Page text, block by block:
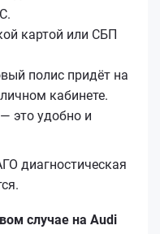
картой или СБП
полис придёт на
кабинете.
это удобно и
диагностическая
случае на Audi